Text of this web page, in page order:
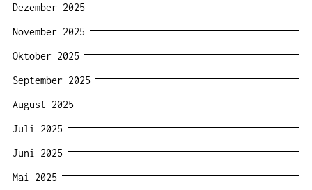
Dezember 2025
November 2025
Oktober 2025
September 2025
August 2025
Juli 2025
Juni 2025
Mai 2025